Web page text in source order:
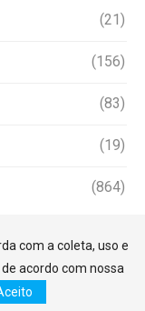
(21)
(156)
(83)
(19)
(864)
reservados.
com a coleta, uso e
acordo com nossa